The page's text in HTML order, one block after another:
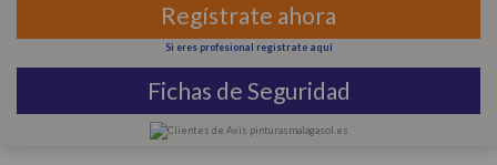
Regístrate ahora
Si eres profesional registrate aquí
Fichas de Seguridad